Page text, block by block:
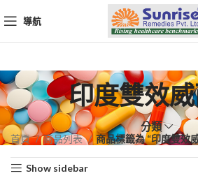
導航
印度雙效
分類
首頁 商品列表 商品標籤為 “印度雙效
Show sidebar